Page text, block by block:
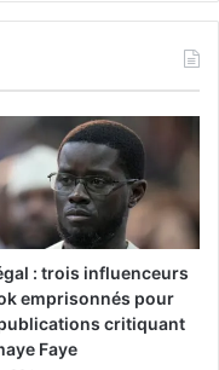
: trois influenceurs
emprisonnés pour
critiquant
Faye